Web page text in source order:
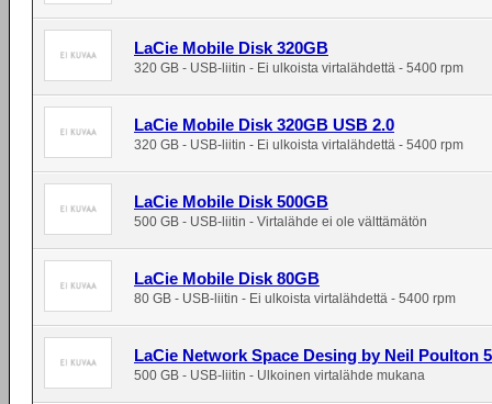
LaCie Mobile Disk 320GB
320 GB - USB-liitin - Ei ulkoista virtalähdettä - 5400 rpm
LaCie Mobile Disk 320GB USB 2.0
320 GB - USB-liitin - Ei ulkoista virtalähdettä - 5400 rpm
LaCie Mobile Disk 500GB
500 GB - USB-liitin - Virtalähde ei ole välttämätön
LaCie Mobile Disk 80GB
80 GB - USB-liitin - Ei ulkoista virtalähdettä - 5400 rpm
LaCie Network Space Desing by Neil Poulton
500 GB - USB-liitin - Ulkoinen virtalähde mukana